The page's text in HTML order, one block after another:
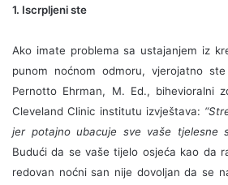
1. Iscrpljeni ste
Ako imate problema sa ustajanjem iz
punom noćnom odmoru, vjerojatno
Pernotto Ehrman, M. Ed., bihevioralni
Cleveland Clinic institutu izvještava:
jer potajno ubacuje sve vaše tjelesne
Budući da se vaše tijelo osjeća kao da
redovan noćni san nije dovoljan da se